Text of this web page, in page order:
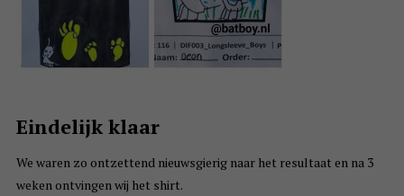
Eindelijk klaar
We waren zo ontzettend nieuwsgierig naar het resultaat en na 3
weken ontvingen wij het shirt.